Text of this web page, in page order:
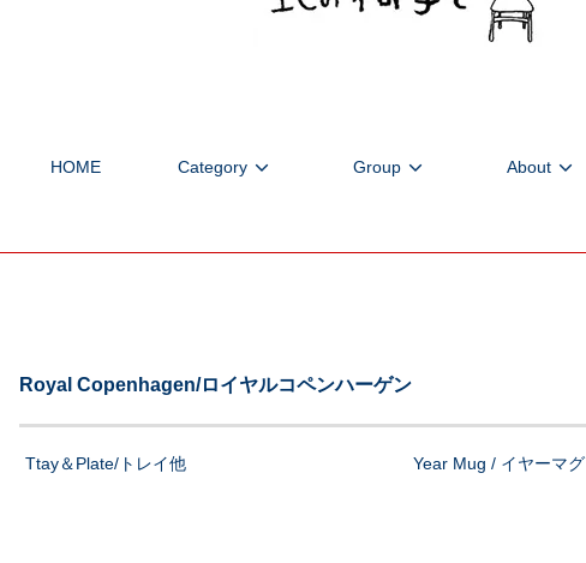
HOME Category Group About
Royal Copenhagen/ロイヤルコペンハーゲン
Ttay＆Plate/トレイ他 Year Mug / イヤーマグ